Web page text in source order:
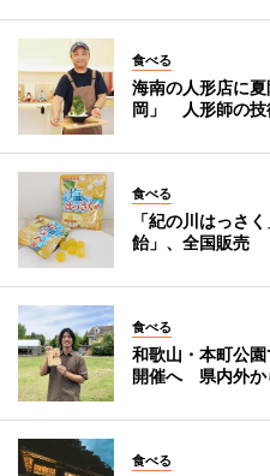
食べる
海南の人形店に
岡」 人形師の技
食べる
「紀の川はっさ
飴」、全国販売
食べる
和歌山・本町公
開催へ 県内外か
食べる